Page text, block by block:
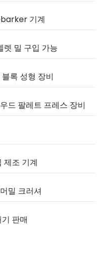
기계
렛 밀 구입 가능
록 성형 장비
드 팔레트 프레스 장비
제조 기계
밀 크러셔
판매